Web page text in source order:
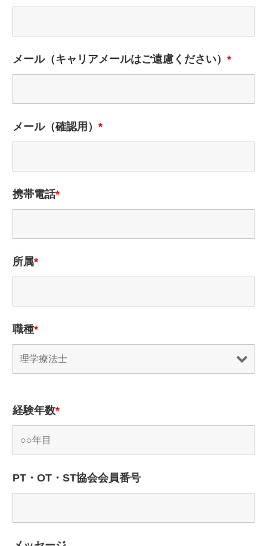
メール（キャリアメールはご遠慮ください） *
メール（確認用） *
携帯電話*
所属*
職種*
経験年数*
PT・OT・ST協会会員番号